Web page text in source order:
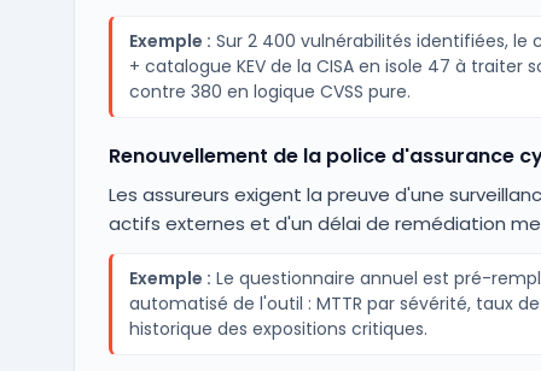
Exemple : Sur 2 400 vulnérabilités identifiées, le
+ catalogue KEV de la CISA en isole 47 à traiter
contre 380 en logique CVSS pure.
Renouvellement de la police d'assurance
Les assureurs exigent la preuve d'une
actifs externes et d'un délai de remédiation
Exemple : Le questionnaire annuel est pré-
automatisé de l'outil : MTTR par sévérité, taux
historique des expositions critiques.